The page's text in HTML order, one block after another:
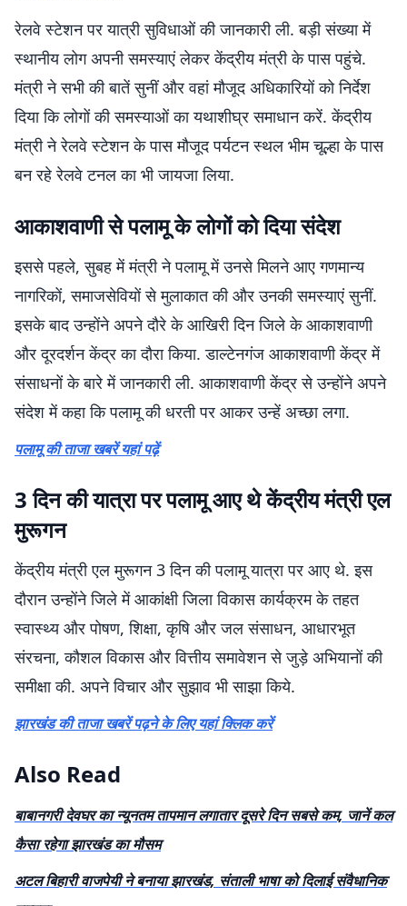
रेलवे स्टेशन पर यात्री सुविधाओं की जानकारी ली. बड़ी संख्या में
स्थानीय लोग अपनी समस्याएं लेकर केंद्रीय मंत्री के पास पहुंचे.
मंत्री ने सभी की बातें सुनीं और वहां मौजूद अधिकारियों को निर्देश
दिया कि लोगों की समस्याओं का यथाशीघ्र समाधान करें. केंद्रीय
मंत्री ने रेलवे स्टेशन के पास मौजूद पर्यटन स्थल भीम चूल्हा के पास
बन रहे रेलवे टनल का भी जायजा लिया.
आकाशवाणी से पलामू के लोगों को दिया संदेश
इससे पहले, सुबह में मंत्री ने पलामू में उनसे मिलने आए गणमान्य
नागरिकों, समाजसेवियों से मुलाकात की और उनकी समस्याएं सुनीं.
इसके बाद उन्होंने अपने दौरे के आखिरी दिन जिले के आकाशवाणी
और दूरदर्शन केंद्र का दौरा किया. डाल्टेनगंज आकाशवाणी केंद्र में
संसाधनों के बारे में जानकारी ली. आकाशवाणी केंद्र से उन्होंने अपने
संदेश में कहा कि पलामू की धरती पर आकर उन्हें अच्छा लगा.
पलामू की ताजा खबरें यहां पढ़ें
3 दिन की यात्रा पर पलामू आए थे केंद्रीय मंत्री एल
मुरूगन
केंद्रीय मंत्री एल मुरूगन 3 दिन की पलामू यात्रा पर आए थे. इस
दौरान उन्होंने जिले में आकांक्षी जिला विकास कार्यक्रम के तहत
स्वास्थ्य और पोषण, शिक्षा, कृषि और जल संसाधन, आधारभूत
संरचना, कौशल विकास और वित्तीय समावेशन से जुड़े अभियानों की
समीक्षा की. अपने विचार और सुझाव भी साझा किये.
झारखंड की ताजा खबरें पढ़ने के लिए यहां क्लिक करें
Also Read
बाबानगरी देवघर का न्यूनतम तापमान लगातार दूसरे दिन सबसे कम, जानें कल
कैसा रहेगा झारखंड का मौसम
अटल बिहारी वाजपेयी ने बनाया झारखंड, संताली भाषा को दिलाई संवैधानिक